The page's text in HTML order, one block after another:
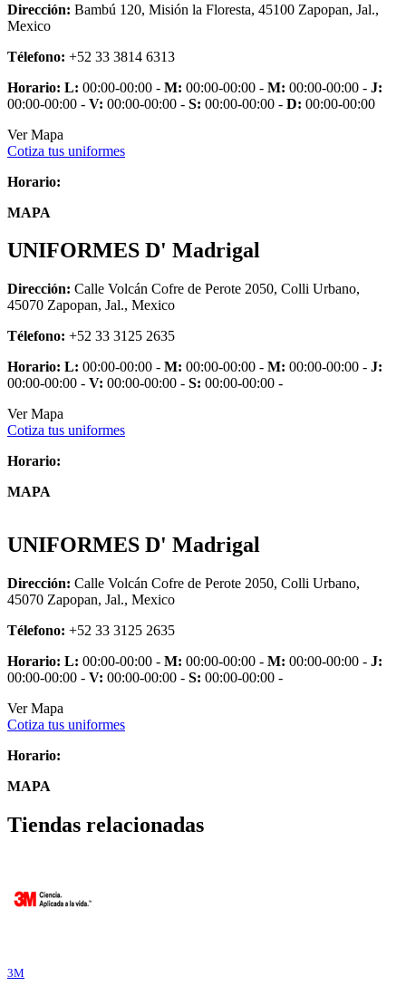
Dirección: Bambú 120, Misión la Floresta, 45100 Zapopan, Jal.,
Mexico
Télefono: +52 33 3814 6313
Horario: L: 00:00-00:00 - M: 00:00-00:00 - M: 00:00-00:00 - J:
00:00-00:00 - V: 00:00-00:00 - S: 00:00-00:00 - D: 00:00-00:00
Ver Mapa
Cotiza tus uniformes
Horario:
MAPA
UNIFORMES D' Madrigal
Dirección: Calle Volcán Cofre de Perote 2050, Colli Urbano,
45070 Zapopan, Jal., Mexico
Télefono: +52 33 3125 2635
Horario: L: 00:00-00:00 - M: 00:00-00:00 - M: 00:00-00:00 - J:
00:00-00:00 - V: 00:00-00:00 - S: 00:00-00:00 -
Ver Mapa
Cotiza tus uniformes
Horario:
MAPA
UNIFORMES D' Madrigal
Dirección: Calle Volcán Cofre de Perote 2050, Colli Urbano,
45070 Zapopan, Jal., Mexico
Télefono: +52 33 3125 2635
Horario: L: 00:00-00:00 - M: 00:00-00:00 - M: 00:00-00:00 - J:
00:00-00:00 - V: 00:00-00:00 - S: 00:00-00:00 -
Ver Mapa
Cotiza tus uniformes
Horario:
MAPA
Tiendas relacionadas
3M